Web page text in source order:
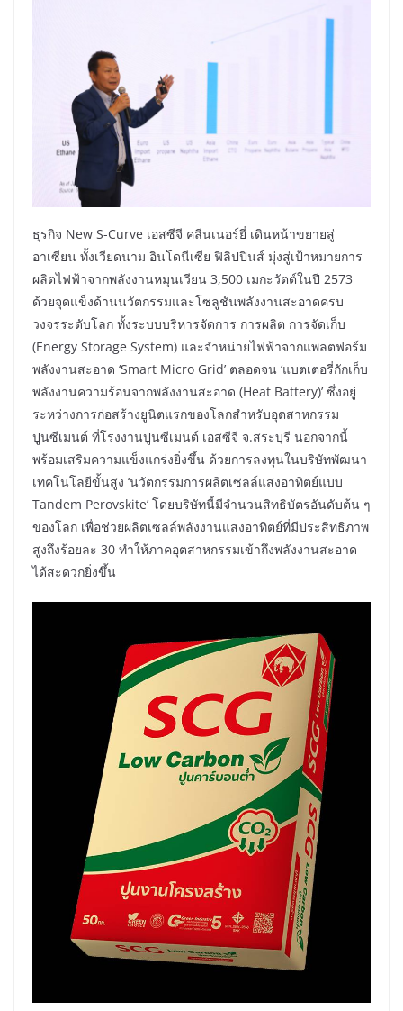
ธุรกิจ New S-Curve เอสซีจี คลีนเนอร์ยี่ เดินหน้าขยายสู่
อาเซียน ทั้งเวียดนาม อินโดนีเซีย ฟิลิปปินส์ มุ่งสู่เป้าหมายการ
ผลิตไฟฟ้าจากพลังงานหมุนเวียน 3,500 เมกะวัตต์ในปี 2573
ด้วยจุดแข็งด้านนวัตกรรมและโซลูชันพลังงานสะอาดครบ
วงจรระดับโลก ทั้งระบบบริหารจัดการ การผลิต การจัดเก็บ
(Energy Storage System) และจำหน่ายไฟฟ้าจากแพลตฟอร์ม
พลังงานสะอาด ‘Smart Micro Grid’ ตลอดจน ‘แบตเตอรี่กักเก็บ
พลังงานความร้อนจากพลังงานสะอาด (Heat Battery)’ ซึ่งอยู่
ระหว่างการก่อสร้างยูนิตแรกของโลกสำหรับอุตสาหกรรม
ปูนซีเมนต์ ที่โรงงานปูนซีเมนต์ เอสซีจี จ.สระบุรี นอกจากนี้
พร้อมเสริมความแข็งแกร่งยิ่งขึ้น ด้วยการลงทุนในบริษัทพัฒนา
เทคโนโลยีขั้นสูง ‘นวัตกรรมการผลิตเซลล์แสงอาทิตย์แบบ
Tandem Perovskite’ โดยบริษัทนี้มีจำนวนสิทธิบัตรอันดับต้น ๆ
ของโลก เพื่อช่วยผลิตเซลล์พลังงานแสงอาทิตย์ที่มีประสิทธิภาพ
สูงถึงร้อยละ 30 ทำให้ภาคอุตสาหกรรมเข้าถึงพลังงานสะอาด
ได้สะดวกยิ่งขึ้น